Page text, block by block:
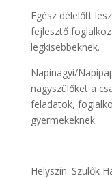
Egész délelőtt
fejlesztő
legkisebbeknek.
Napinagyi/
nagyszülőket a
feladatok,
gyermekeknek.
Helyszín: Szülők